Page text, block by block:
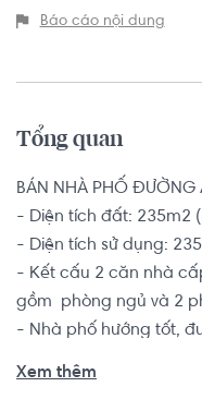
Báo cáo nội dung
Tổng quan
BÁN NHÀ PHỐ
- Diện tích đất: 235m2
- Diện tích sử dụng:
- Kết cấu 2 căn nhà
gồm  phòng ngủ và 2
- Nhà phố hướng tốt,
Xem thêm